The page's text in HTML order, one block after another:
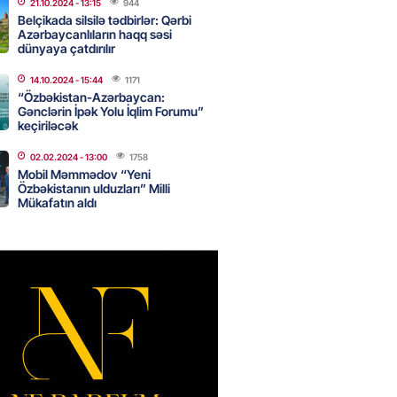
kartını indi sifariş
komissiyasız
- 15:07 80
sədr müavinini AZCON
Ukraynaya qaz tədarük
hazırdır – Ceyhun Bayramov
- 14:45
21.10.2024- 13:15 944
Belçikada silsilə tədbirlər: Qərbi
Azərbaycanlıların haqq səsi
dünyaya çatdırılır
14.10.2024- 15:44 1171
“Özbəkistan-Azərbaycan:
Gənclərin İpək Yolu İqlim Forumu”
keçiriləcək
02.02.2024- 13:00 1758
Mobil Məmmədov “Yeni
Özbəkistanın ulduzları” Milli
Mükafatın aldı